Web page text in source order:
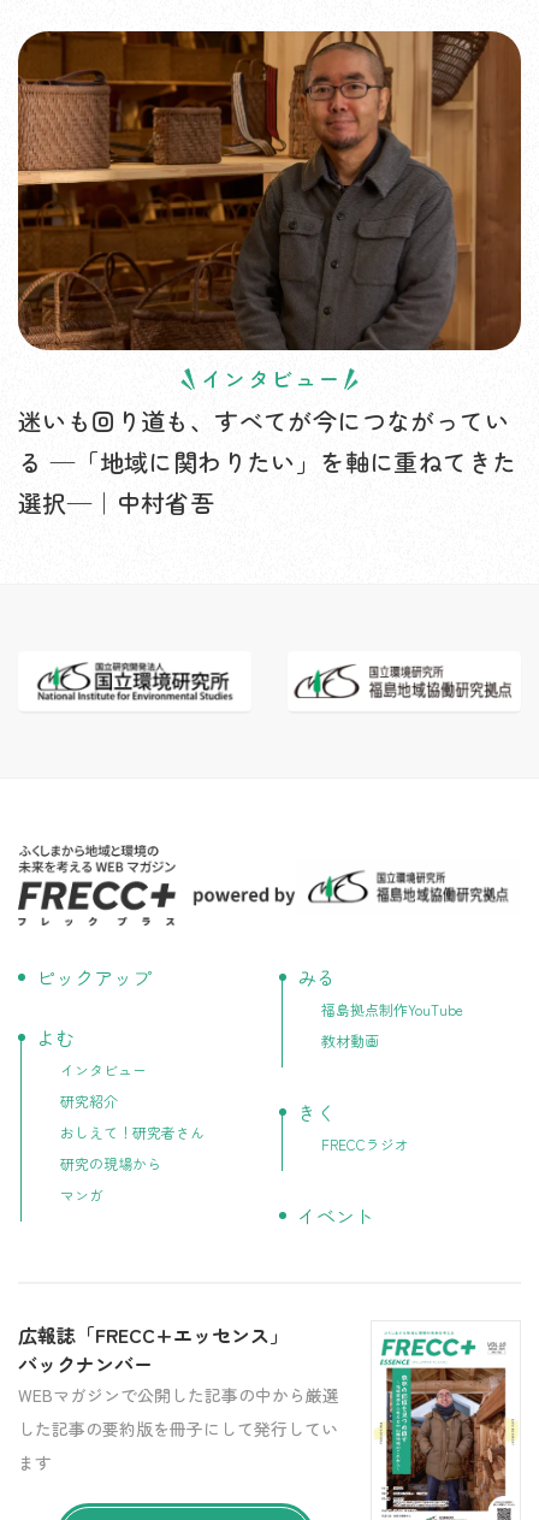
迷いも回り道も、すべてが今につながってい
る —「地域に関わりたい」を軸に重ねてきた
選択—｜中村省吾
インタビュー
ピックアップ
よむ
インタビュー
研究紹介
おしえて！研究者さん
研究の現場から
マンガ
みる
福島拠点制作YouTube
教材動画
きく
FRECCラジオ
イベント
広報誌「FRECC+エッセンス」
バックナンバー
WEBマガジンで公開した記事の中から厳選
した記事の要約版を冊子にして発行してい
ます